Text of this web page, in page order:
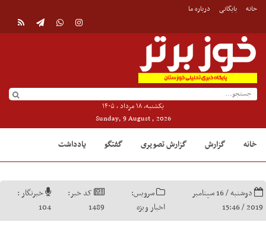
خانه بایگانی درباره ما
یکشنبه, ۱۸ مرداد , ۱۴۰۵
Sunday, 9 August , 2026
خانه گزارش گزارش تصویری گفتگو یادداشت
دوشنبه / 16 سپتامبر
2019 / 15:46
سرویس:
اخبار ویژه
کد خبر:
1489
خبرنگار :
104